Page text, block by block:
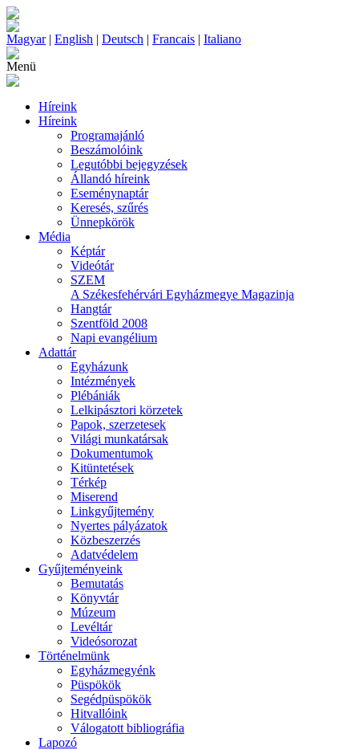
Magyar| English | Deutsch | Francais | Italiano
Menü
Híreink
Híreink
Programajánló
Beszámolóink
Legutóbbi bejegyzések
Állandó híreink
Eseménynaptár
Keresés, szűrés
Ünnepkörök
Média
Képtár
Videótár
SZEM
A Székesfehérvári Egyházmegye Magazinja
Hangtár
Szentföld 2008
Napi evangélium
Adattár
Egyházunk
Intézmények
Plébániák
Lelkipásztori körzetek
Papok, szerzetesek
Világi munkatársak
Dokumentumok
Kitüntetések
Térkép
Miserend
Linkgyűjtemény
Nyertes pályázatok
Közbeszerzés
Adatvédelem
Gyűjteményeink
Bemutatás
Könyvtár
Múzeum
Levéltár
Videósorozat
Történelmünk
Egyházmegyénk
Püspökök
Segédpüspökök
Hitvallóink
Válogatott bibliográfia
Lapozó